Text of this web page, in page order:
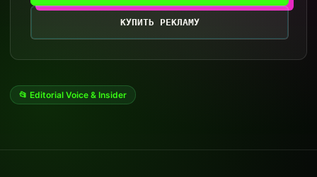
КУПИТЬ РЕКЛАМУ
📂 Editorial Voice & Insider